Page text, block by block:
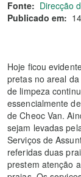
Fonte: Direcção
Publicado em:
Hoje ficou
pretas no areal
de limpeza
essencialmente
de Cheoc Van.
sejam levadas
Serviços de
referidas duas
prestem atenção